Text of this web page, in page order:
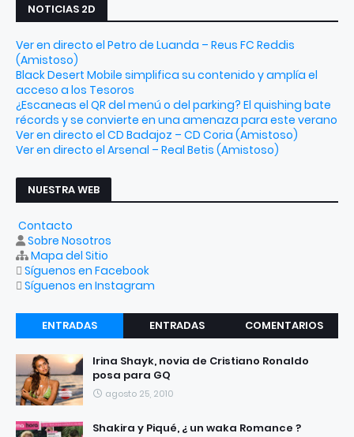
NOTICIAS 2D
Ver en directo el Petro de Luanda – Reus FC Reddis
(Amistoso)
Black Desert Mobile simplifica su contenido y amplía el
acceso a los Tesoros
¿Escaneas el QR del menú o del parking? El quishing bate
récords y se convierte en una amenaza para este verano
Ver en directo el CD Badajoz – CD Coria (Amistoso)
Ver en directo el Arsenal – Real Betis (Amistoso)
NUESTRA WEB
Contacto
Sobre Nosotros
Mapa del Sitio
Síguenos en Facebook
Síguenos en Instagram
ENTRADAS
RECIENTES
ENTRADAS
COMENTARIOS
Irina Shayk, novia de Cristiano Ronaldo
posa para GQ
agosto 25, 2010
Shakira y Piqué, ¿ un waka Romance ?